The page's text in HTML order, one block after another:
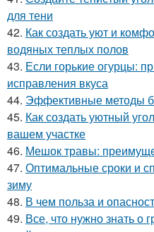
для тени
42. Как создать уют и
водяных теплых полов
43. Если горькие огурцы:
исправления вкуса
44. Эффективные методы
45. Как создать уютный
вашем участке
46. Мешок травы:
47. Оптимальные сроки и
зиму
48. В чем польза и
49. Все, что нужно знать